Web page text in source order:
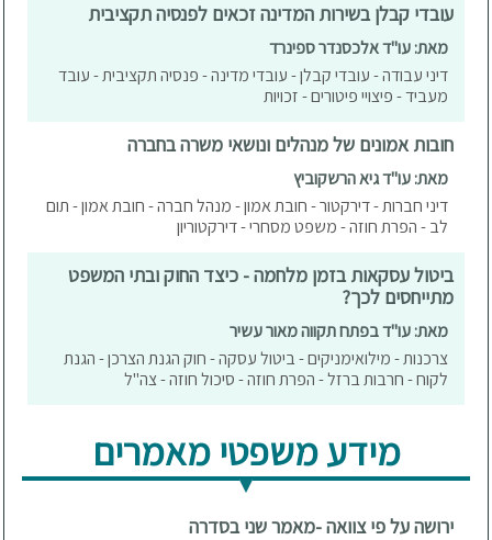
עובדי קבלן בשירות המדינה זכאים לפנסיה תקציבית
מאת: עו"ד אלכסנדר ספינרד
דיני עבודה - עובדי קבלן - עובדי מדינה - פנסיה תקציבית - עובד
מעביד - פיצויי פיטורים - זכויות
חובות אמונים של מנהלים ונושאי משרה בחברה
מאת: עו"ד גיא הרשקוביץ
דיני חברות - דירקטור - חובת אמון - מנהל חברה - חובת אמון - תום
לב - הפרת חוזה - משפט מסחרי - דירקטוריון
ביטול עסקאות בזמן מלחמה - כיצד החוק ובתי המשפט
מתייחסים לכך?
מאת: עו"ד בפתח תקווה מאור עשיר
צרכנות - מילואימניקים - ביטול עסקה - חוק הגנת הצרכן - הגנת
לקוח - חרבות ברזל - הפרת חוזה - סיכול חוזה - צה"ל
מידע משפטי מאמרים
ירושה על פי צוואה -מאמר שני בסדרה